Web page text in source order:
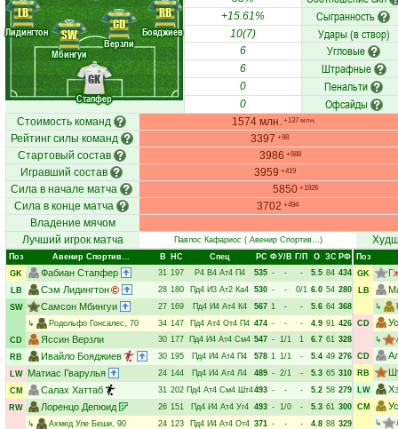
Стапфер
Лидингтон
Мбингуи
Верзли
Бояджиев
GK
LB
SW
CD
RB +15.61% Сыгранность
10(7) Удары (в створ)
6 Угловые
6 Штрафные
0 Пенальти
0 Офсайды
Стоимость команд 1574 млн. +137 млн.
Рейтинг силы команд 3397 +98
Стартовый состав 3986 +688
Игравший состав 3959 +419
Сила в начале матча 5850 +1926
Сила в конце матча 3702 +494
Владение мячом
Лучший игрок матча
Павлос Кафариос ( Авенир Спортив…)
Поз Авенир Спортив… В НC Спец РC ФУ/В Г/П О ЗС РФ
GK
Фабиан Стапфер 31 197 Р4 В4 Ат4 П4 535 - - - 5.5 84 434
LB
Сэм Лидингтон 28 180 Пд4 И3 Ат2 Ка4 530 - - 0/1 6.0 54 280
SW
Самсон Мбингуи 27 169 Пд4 И4 Ат4 К4 567 1 - - 5.6 64 368
↳
Родольфо Гонсалес, 70 34 147 Пд4 Ат4 От4 П4 474 - - - 4.9 91 426
CD
Яссин Верзли 30 177 Пд4 И4 Ат4 См4 547 - 1/1 1 6.7 61 328
RB
Ивайло Бояджиев 30 195 Пд4 И4 Ат4 П4 578 1 1/1 - 5.4 49 276
LW
Матиас Гварулья 24 144 Пд4 И4 Ат4 Л4 489 - 2/1 - 5.3 65 310
CM
Салах Хаттаб 31 202 Пд4 Ат4 См4 Шт4493 - - - 5.2 58 279
RW
Лоренцо Депюид 26 151 Пд4 И4 Ат4 Уг4 493 - 1/0 - 5.3 61 300
↳
Ахмед Уле Беши, 90 24 123 Пд4 И4 Ат4 От4 371 - - - 4.8 88 329
Поз
GK
LB
↳
CD
↳
CD
RB
LW
CM
↳